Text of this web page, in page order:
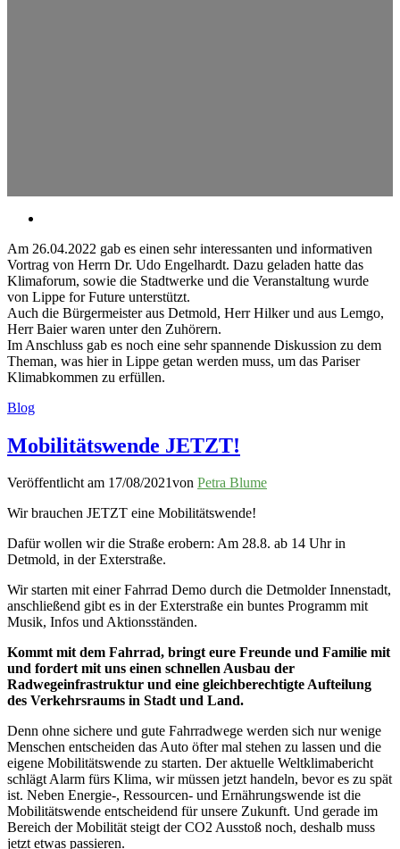
Am 26.04.2022 gab es einen sehr interessanten und informativen
Vortrag von Herrn Dr. Udo Engelhardt. Dazu geladen hatte das
Klimaforum, sowie die Stadtwerke und die Veranstaltung wurde
von Lippe for Future unterstützt.
Auch die Bürgermeister aus Detmold, Herr Hilker und aus Lemgo,
Herr Baier waren unter den Zuhörern.
Im Anschluss gab es noch eine sehr spannende Diskussion zu dem
Theman, was hier in Lippe getan werden muss, um das Pariser
Klimabkommen zu erfüllen.
Blog
Mobilitätswende JETZT!
Veröffentlicht am 17/08/2021von Petra Blume
Wir brauchen JETZT eine Mobilitätswende!
Dafür wollen wir die Straße erobern: Am 28.8. ab 14 Uhr in
Detmold, in der Exterstraße.
Wir starten mit einer Fahrrad Demo durch die Detmolder Innenstadt,
anschließend gibt es in der Exterstraße ein buntes Programm mit
Musik, Infos und Aktionsständen.
Kommt mit dem Fahrrad, bringt eure Freunde und Familie mit
und fordert mit uns einen schnellen Ausbau der
Radwegeinfrastruktur und eine gleichberechtigte Aufteilung
des Verkehrsraums in Stadt und Land.
Denn ohne sichere und gute Fahrradwege werden sich nur wenige
Menschen entscheiden das Auto öfter mal stehen zu lassen und die
eigene Mobilitätswende zu starten. Der aktuelle Weltklimabericht
schlägt Alarm fürs Klima, wir müssen jetzt handeln, bevor es zu spät
ist. Neben Energie-, Ressourcen- und Ernährungswende ist die
Mobilitätswende entscheidend für unsere Zukunft. Und gerade im
Bereich der Mobilität steigt der CO2 Ausstoß noch, deshalb muss
jetzt etwas passieren.